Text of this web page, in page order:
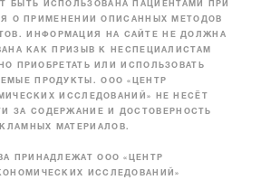
БЫТЬ ИСПОЛЬЗОВАНА ПАЦИЕНТАМИ ПРИ
О ПРИМЕНЕНИИ ОПИСАННЫХ МЕТОДОВ
ИНФОРМАЦИЯ НА САЙТЕ НЕ ДОЛЖНА
КАК ПРИЗЫВ К НЕСПЕЦИАЛИСТАМ
ПРИОБРЕТАТЬ ИЛИ ИСПОЛЬЗОВАТЬ
ПРОДУКТЫ. ООО «ЦЕНТР
ИССЛЕДОВАНИЙ» НЕ НЕСЁТ
ЗА СОДЕРЖАНИЕ И ДОСТОВЕРНОСТЬ
МАТЕРИАЛОВ.
ПРИНАДЛЕЖАТ ООО «ЦЕНТР
ИССЛЕДОВАНИЙ»